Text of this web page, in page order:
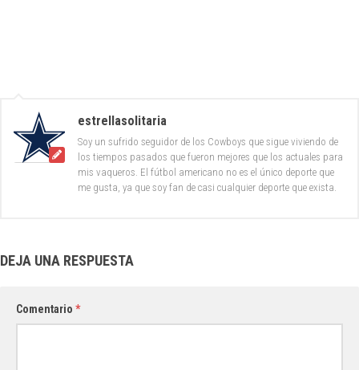
estrellasolitaria
Soy un sufrido seguidor de los Cowboys que sigue viviendo de
los tiempos pasados que fueron mejores que los actuales para
mis vaqueros. El fútbol americano no es el único deporte que
me gusta, ya que soy fan de casi cualquier deporte que exista.
DEJA UNA RESPUESTA
Comentario *